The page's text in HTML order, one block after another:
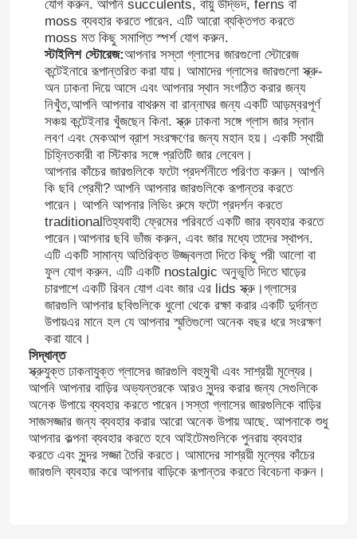
যোগ করুন. আপনি succulents, বায়ু উদ্ভিদ, ferns বা
moss ব্যবহার করতে পারেন. এটি আরো ব্যক্তিগত করতে
moss মত কিছু সমাপ্তি স্পর্শ যোগ করুন.
স্টাইলিশ স্টোরেজ:আপনার সস্তা গ্লাসের জারগুলো স্টোরেজ
কন্টেইনারে রূপান্তরিত করা যায়। আমাদের গ্লাসের জারগুলো স্ক্রু-
অন ঢাকনা দিয়ে আসে এবং আপনার স্থান সংগঠিত করার জন্য
নিখুঁত,আপনি আপনার বাথরুম বা রান্নাঘর জন্য একটি আড়ম্বরপূর্ণ
সঞ্চয় কন্টেইনার খুঁজছেন কিনা. স্ক্রু ঢাকনা সঙ্গে গ্লাস জার স্নান
লবণ এবং মেকআপ ব্রাশ সংরক্ষণের জন্য মহান হয়। একটি স্থায়ী
চিহ্নিতকারী বা স্টিকার সঙ্গে প্রতিটি জার লেবেল।
আপনার কাঁচের জারগুলিকে ফটো প্রদর্শনীতে পরিণত করুন। আপনি
কি ছবি প্রেমী? আপনি আপনার জারগুলিকে রূপান্তর করতে
পারেন। আপনি আপনার লিভিং রুমে ফটো প্রদর্শন করতে
traditionalতিহ্যবাহী ফ্রেমের পরিবর্তে একটি জার ব্যবহার করতে
পারেন।আপনার ছবি ভাঁজ করুন, এবং জার মধ্যে তাদের স্থাপন.
এটি একটি সামান্য অতিরিক্ত উজ্জ্বলতা দিতে কিছু পরী আলো বা
ফুল যোগ করুন. এটি একটি nostalgic অনুভূতি দিতে ঘাড়ের
চারপাশে একটি রিবন যোগ এবং জার এর lids স্ক্রু।গ্লাসের
জারগুলি আপনার ছবিগুলিকে ধুলো থেকে রক্ষা করার একটি দুর্দান্ত
উপায়এর মানে হল যে আপনার স্মৃতিগুলো অনেক বছর ধরে সংরক্ষণ
করা যাবে।
সিদ্ধান্ত
স্ক্রুযুক্ত ঢাকনাযুক্ত গ্লাসের জারগুলি বহুমুখী এবং সাশ্রয়ী মূল্যের।
আপনি আপনার বাড়ির অভ্যন্তরকে আরও সুন্দর করার জন্য সেগুলিকে
অনেক উপায়ে ব্যবহার করতে পারেন।সস্তা গ্লাসের জারগুলিকে বাড়ির
সাজসজ্জার জন্য ব্যবহার করার আরো অনেক উপায় আছে. আপনাকে শুধু
আপনার কল্পনা ব্যবহার করতে হবে আইটেমগুলিকে পুনরায় ব্যবহার
করতে এবং সুন্দর সজ্জা তৈরি করতে। আমাদের সাশ্রয়ী মূল্যের কাঁচের
জারগুলি ব্যবহার করে আপনার বাড়িকে রূপান্তর করতে বিবেচনা করুন।